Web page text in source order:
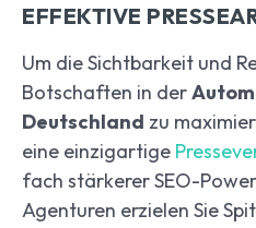
EFFEKTIVE
Um die Sichtbarkeit und
Botschaften in der
Deutschland zu
eine einzigartige
fach stärkerer SEO-
Agenturen erzielen Sie